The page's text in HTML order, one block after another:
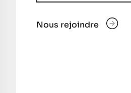
Nous rejoindre